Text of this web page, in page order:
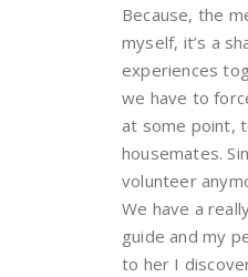
Because, the
myself, it’s a
experiences
we have to
at some point,
housemates.
volunteer
We have a
guide and my
to her I